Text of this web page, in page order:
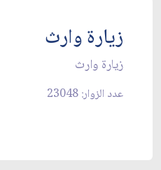
زيارة وارث
زيارة وارث
عدد الزوار: 23048